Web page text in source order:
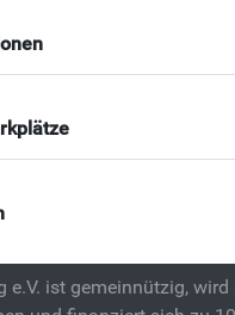
e.V. ist gemeinnützig, wird